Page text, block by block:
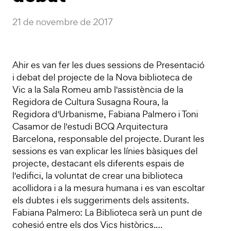
21 de novembre de 2017
Ahir es van fer les dues sessions de Presentació
i debat del projecte de la Nova biblioteca de
Vic a la Sala Romeu amb l'assistència de la
Regidora de Cultura Susagna Roura, la
Regidora d'Urbanisme, Fabiana Palmero i Toni
Casamor de l'estudi BCQ Arquitectura
Barcelona, responsable del projecte. Durant les
sessions es van explicar les línies bàsiques del
projecte, destacant els diferents espais de
l'edifici, la voluntat de crear una biblioteca
acollidora i a la mesura humana i es van escoltar
els dubtes i els suggeriments dels assitents.
Fabiana Palmero: La Biblioteca serà un punt de
cohesió entre els dos Vics històrics.…